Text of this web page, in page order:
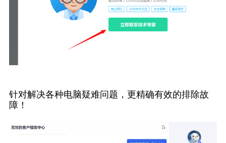
针对解决各种电脑疑难问题，更精确有效的排除故
障！